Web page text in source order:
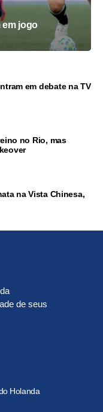
em jogo
em debate na TV
no Rio, mas
na Vista Chinesa,
de seus
Holanda